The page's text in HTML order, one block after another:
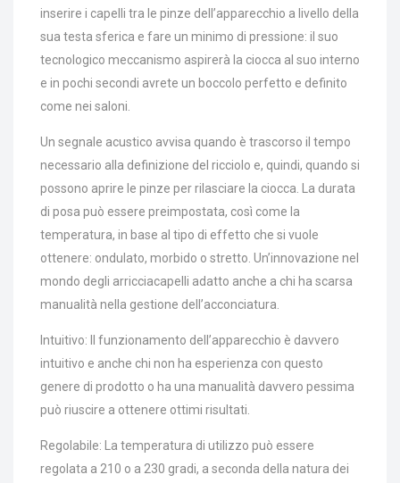
inserire i capelli tra le pinze dell’apparecchio a livello della
sua testa sferica e fare un minimo di pressione: il suo
tecnologico meccanismo aspirerà la ciocca al suo interno
e in pochi secondi avrete un boccolo perfetto e definito
come nei saloni.
Un segnale acustico avvisa quando è trascorso il tempo
necessario alla definizione del ricciolo e, quindi, quando si
possono aprire le pinze per rilasciare la ciocca. La durata
di posa può essere preimpostata, così come la
temperatura, in base al tipo di effetto che si vuole
ottenere: ondulato, morbido o stretto. Un’innovazione nel
mondo degli arricciacapelli adatto anche a chi ha scarsa
manualità nella gestione dell’acconciatura.
Intuitivo: Il funzionamento dell’apparecchio è davvero
intuitivo e anche chi non ha esperienza con questo
genere di prodotto o ha una manualità davvero pessima
può riuscire a ottenere ottimi risultati.
Regolabile: La temperatura di utilizzo può essere
regolata a 210 o a 230 gradi, a seconda della natura dei